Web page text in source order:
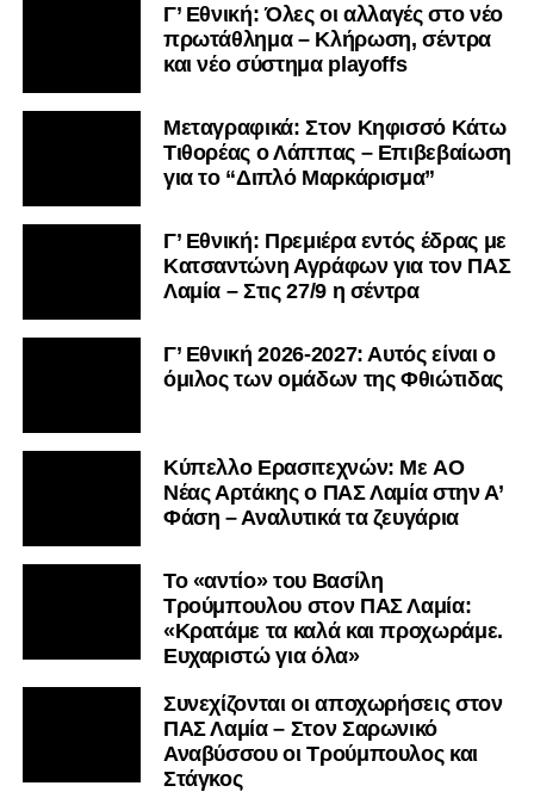
Γ’ Εθνική: Όλες οι αλλαγές στο νέο
πρωτάθλημα – Κλήρωση, σέντρα
και νέο σύστημα playoffs
Μεταγραφικά: Στον Κηφισσό Κάτω
Τιθορέας ο Λάππας – Επιβεβαίωση
για το “Διπλό Μαρκάρισμα”
Γ’ Εθνική: Πρεμιέρα εντός έδρας με
Κατσαντώνη Αγράφων για τον ΠΑΣ
Λαμία – Στις 27/9 η σέντρα
Γ’ Εθνική 2026-2027: Αυτός είναι ο
όμιλος των ομάδων της Φθιώτιδας
Kύπελλο Ερασιτεχνών: Με AO
Nέας Αρτάκης ο ΠΑΣ Λαμία στην Α’
Φάση – Αναλυτικά τα ζευγάρια
Το «αντίο» του Βασίλη
Τρούμπουλου στον ΠΑΣ Λαμία:
«Κρατάμε τα καλά και προχωράμε.
Ευχαριστώ για όλα»
Συνεχίζονται οι αποχωρήσεις στον
ΠΑΣ Λαμία – Στον Σαρωνικό
Αναβύσσου οι Τρούμπουλος και
Στάγκος